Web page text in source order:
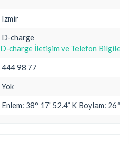
Izmir
D-charge
D-charge İletişim ve Telefon Bilgileri
444 98 77
Yok
Enlem: 38° 17' 52.4¨ K Boylam: 26° 18'